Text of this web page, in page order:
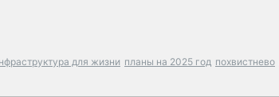
для жизни планы на 2025 год похвистнево